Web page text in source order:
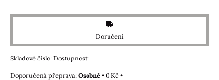
Doručení
Skladové číslo:Dostupnost:
Osobně•0 Kč•